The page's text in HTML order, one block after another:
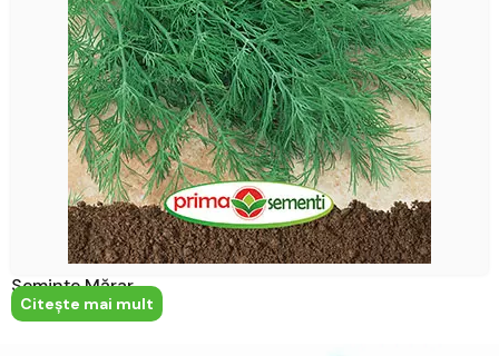
Semințe Mărar
Citeşte mai mult